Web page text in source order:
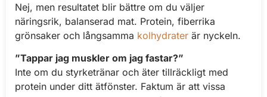
Nej, men resultatet blir bättre om du väljer
näringsrik, balanserad mat. Protein, fiberrika
grönsaker och långsamma kolhydrater är nyckeln.
”Tappar jag muskler om jag fastar?”
Inte om du styrketränar och äter tillräckligt med
protein under ditt ätfönster. Faktum är att vissa